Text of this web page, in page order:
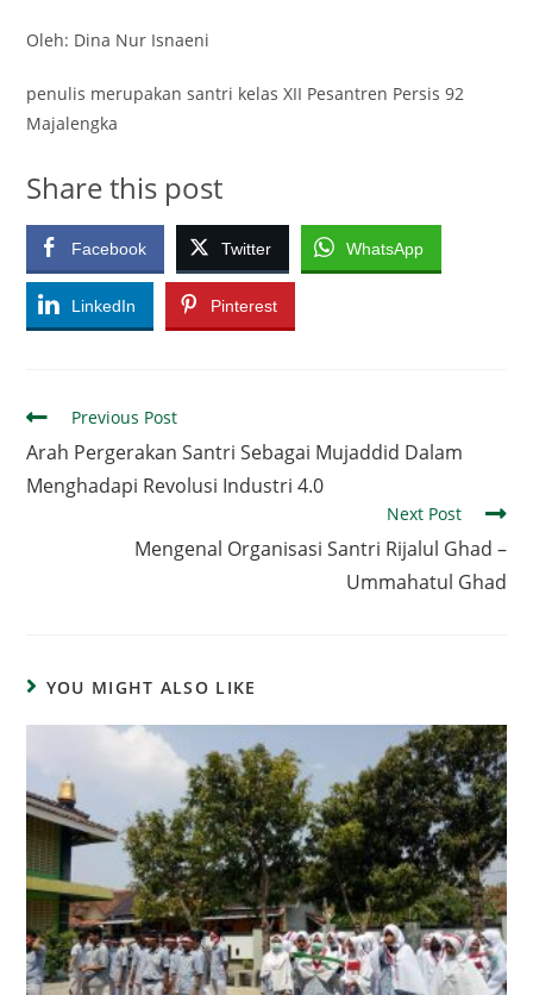
Oleh: Dina Nur Isnaeni
penulis merupakan santri kelas XII Pesantren Persis 92
Majalengka
Share this post
Facebook Twitter WhatsApp
LinkedIn Pinterest
Read
more
articles
Previous Post
Arah Pergerakan Santri Sebagai Mujaddid Dalam
Menghadapi Revolusi Industri 4.0
Next Post
Mengenal Organisasi Santri Rijalul Ghad –
Ummahatul Ghad
YOU MIGHT ALSO LIKE